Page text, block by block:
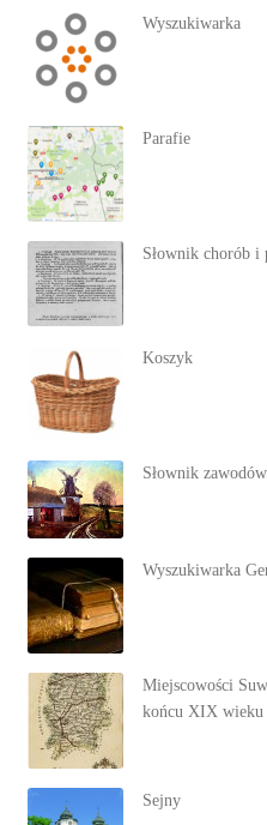
Wyszukiwarka
Parafie
Słownik chorób i
Koszyk
Słownik
Wyszukiwarka
Miejscowości
końcu XIX wieku
Sejny